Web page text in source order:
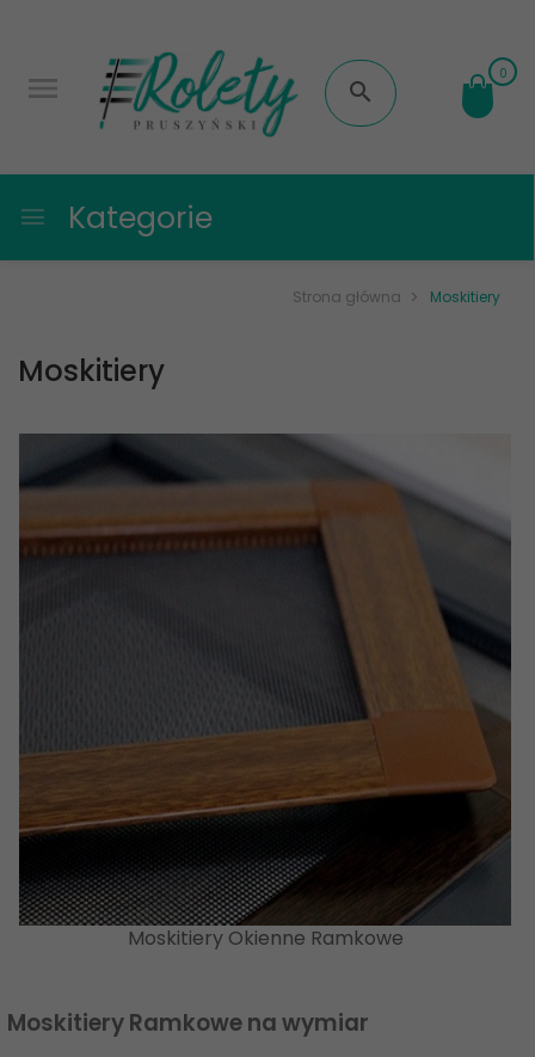
0
Kategorie
Strona główna Moskitiery
Moskitiery
Moskitiery Okienne Ramkowe
Moskitiery Ramkowe na wymiar